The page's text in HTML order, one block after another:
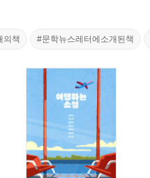
의책 #문학뉴스레터에소개된책